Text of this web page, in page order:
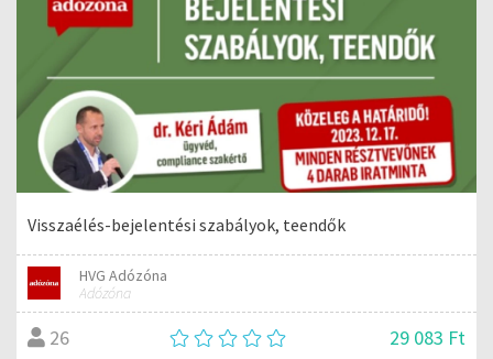
Visszaélés-bejelentési szabályok, teendők
HVG Adózóna
Adózóna
26 29 083 Ft